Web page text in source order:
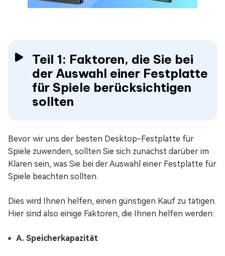
Teil 1: Faktoren, die Sie bei
der Auswahl einer Festplatte
für Spiele berücksichtigen
sollten
Bevor wir uns der besten Desktop-Festplatte für
Spiele zuwenden, sollten Sie sich zunächst darüber im
Klaren sein, was Sie bei der Auswahl einer Festplatte für
Spiele beachten sollten.
Dies wird Ihnen helfen, einen günstigen Kauf zu tätigen.
Hier sind also einige Faktoren, die Ihnen helfen werden:
A. Speicherkapazität